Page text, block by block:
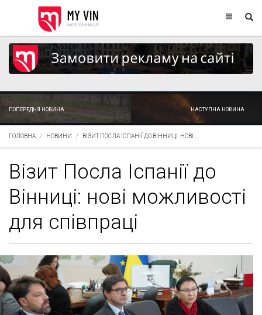
ПОПЕРЕДНЯ НОВИНА НАСТУПНА НОВИНА
ГОЛОВНА НОВИНИ ВІЗИТ ПОСЛА ІСПАНІЇ ДО ВІННИЦІ: НОВІ ...
Візит Посла Іспанії до
Вінниці: нові можливості
для співпраці